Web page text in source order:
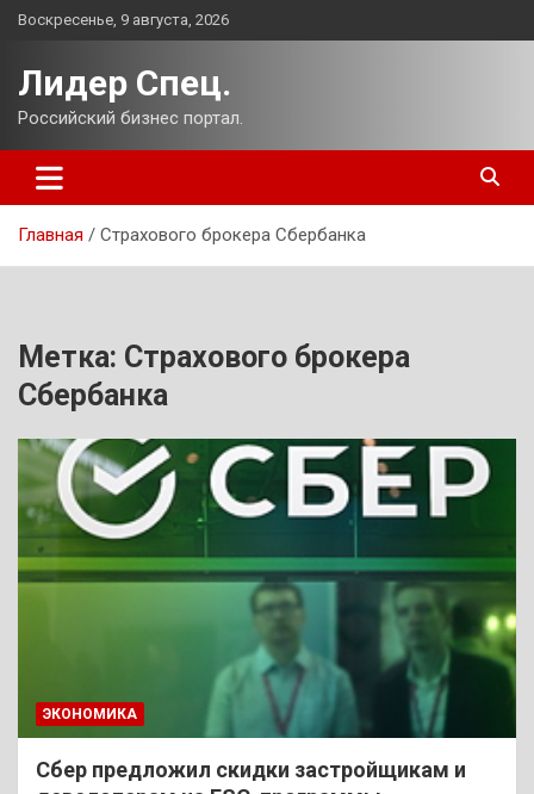
Перейти
Воскресенье, 9 августа, 2026
Лидер Спец.
Российский бизнес портал.
Главная Страхового брокера Сбербанка
Метка: Страхового брокера
Сбербанка
ЭКОНОМИКА
Сбер предложил скидки застройщикам и